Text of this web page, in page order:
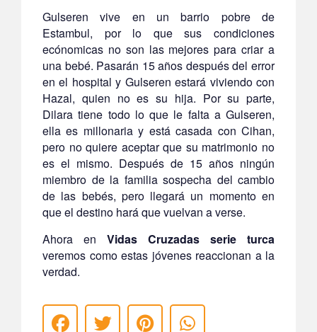
Gulseren vive en un barrio pobre de
Estambul, por lo que sus condiciones
ecónomicas no son las mejores para criar a
una bebé. Pasarán 15 años después del error
en el hospital y Gulseren estará viviendo con
Hazal, quien no es su hija. Por su parte,
Dilara tiene todo lo que le falta a Gulseren,
ella es millonaria y está casada con Cihan,
pero no quiere aceptar que su matrimonio no
es el mismo. Después de 15 años ningún
miembro de la familia sospecha del cambio
de las bebés, pero llegará un momento en
que el destino hará que vuelvan a verse.
Ahora en Vidas Cruzadas serie turca
veremos como estas jóvenes reaccionan a la
verdad.